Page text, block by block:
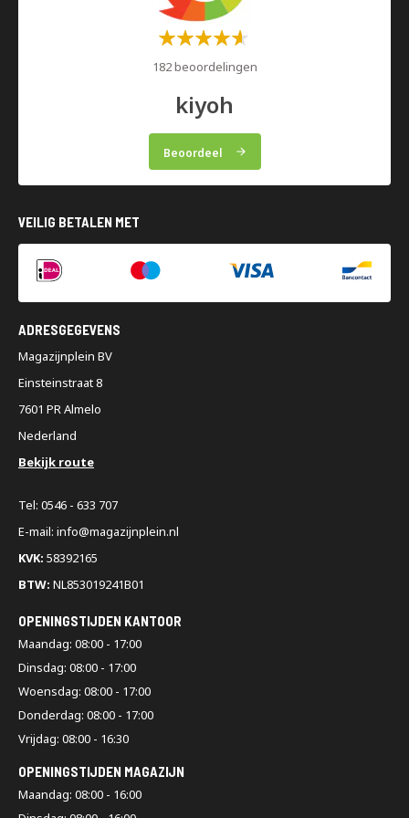
Waardering:
182 beoordelingen
kiyoh
Beoordeel
VEILIG BETALEN MET
ADRESGEGEVENS
Magazijnplein BV
Einsteinstraat 8
7601 PR Almelo
Nederland
Bekijk route
Tel: 0546 - 633 707
E-mail: info@magazijnplein.nl
KVK: 58392165
BTW: NL853019241B01
OPENINGSTIJDEN KANTOOR
Maandag: 08:00 - 17:00
Dinsdag: 08:00 - 17:00
Woensdag: 08:00 - 17:00
Donderdag: 08:00 - 17:00
Vrijdag: 08:00 - 16:30
OPENINGSTIJDEN MAGAZIJN
Maandag: 08:00 - 16:00